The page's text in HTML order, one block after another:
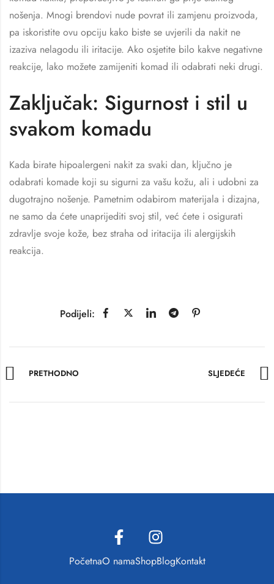
nošenja. Mnogi brendovi nude povrat ili zamjenu proizvoda,
pa iskoristite ovu opciju kako biste se uvjerili da nakit ne
izaziva nelagodu ili iritacije. Ako osjetite bilo kakve negativne
reakcije, lako možete zamijeniti komad ili odabrati neki drugi.
Zaključak: Sigurnost i stil u
svakom komadu
Kada birate hipoalergeni nakit za svaki dan, ključno je
odabrati komade koji su sigurni za vašu kožu, ali i udobni za
dugotrajno nošenje. Pametnim odabirom materijala i dizajna,
ne samo da ćete unaprijediti svoj stil, već ćete i osigurati
zdravlje svoje kože, bez straha od iritacija ili alergijskih
reakcija.
Podijeli:
PRETHODNO SLJEDEĆE
PočetnaO namaShopBlogKontakt